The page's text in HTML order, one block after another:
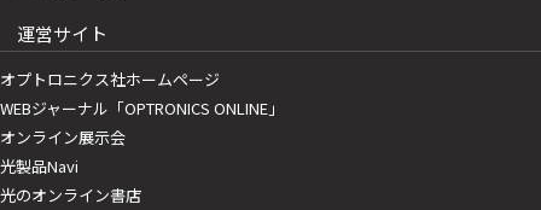
運営サイト
オプトロニクス社ホームページ
WEBジャーナル「OPTRONICS ONLINE」
オンライン展示会
光製品Navi
光のオンライン書店